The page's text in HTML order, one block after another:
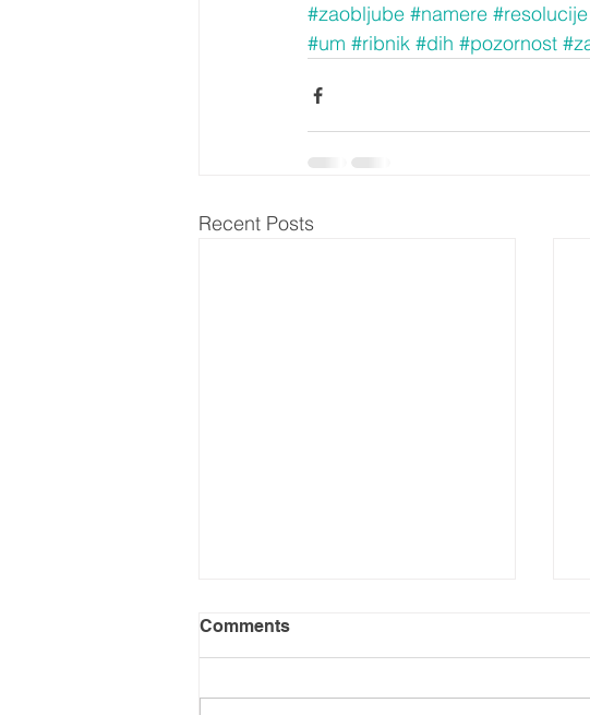
#zaobljube #namere #resolucije
#um #ribnik #dih #pozornost
Recent Posts
Comments